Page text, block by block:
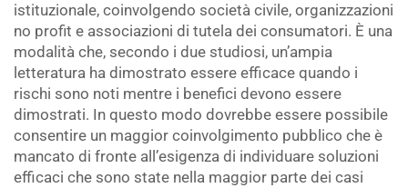
istituzionale, coinvolgendo società civile, organizzazioni
no profit e associazioni di tutela dei consumatori. È una
modalità che, secondo i due studiosi, un’ampia
letteratura ha dimostrato essere efficace quando i
rischi sono noti mentre i benefici devono essere
dimostrati. In questo modo dovrebbe essere possibile
consentire un maggior coinvolgimento pubblico che è
mancato di fronte all’esigenza di individuare soluzioni
efficaci che sono state nella maggior parte dei casi